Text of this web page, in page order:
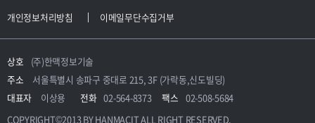
개인정보처리방침 이메일무단수집거부
상호
(주)한맥정보기술
주소
서울특별시 송파구 중대로 215, 3F (가락동,신도빌딩)
대표자
이상용 전화 02-564-8373 팩스 02-508-5684
COPYRIGHT©2013 BY HANMACIT ALL RIGHT RESERVED.